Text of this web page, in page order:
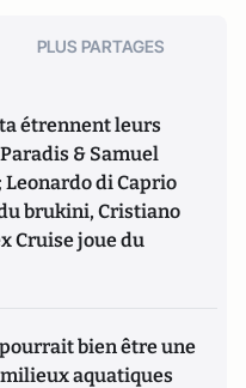
PLUS PARTAGES
étrennent leurs
& Samuel
di Caprio
brukini, Cristiano
Cruise joue du
pourrait bien être une
aquatiques